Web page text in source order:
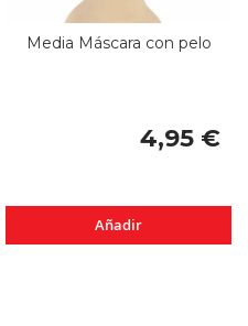
Media Máscara con pelo
4,95 €
Añadir